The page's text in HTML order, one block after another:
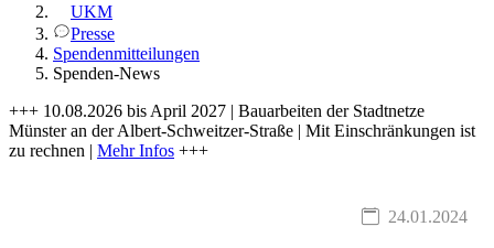
UKM
Presse
Spendenmitteilungen
Spenden-News
+++ 10.08.2026 bis April 2027 | Bauarbeiten der Stadtnetze
Münster an der Albert-Schweitzer-Straße | Mit Einschränkungen ist
zu rechnen | Mehr Infos +++
24.01.2024